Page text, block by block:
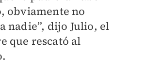
obviamente no
nadie”, dijo Julio, el
que rescató al